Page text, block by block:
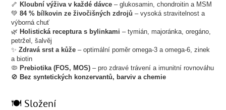
🦴 Kloubní výživa v každé dávce – glukosamin, chondroitin a MSM
💚84 % bílkovin ze živočišných zdrojů – vysoká stravitelnost a
výborná chuť
🌿 Holistická receptura s bylinkami – tymián, majoránka, oregáno,
petržel, šalvěj
✨Zdravá srst a kůže – optimální poměr omega-3 a omega-6, zinek
a biotin
🦠 Prebiotika (FOS, MOS) – pro zdravé trávení a imunitní rovnováhu
🚫 Bez syntetických konzervantů, barviv a chemie
🍽️ Složení